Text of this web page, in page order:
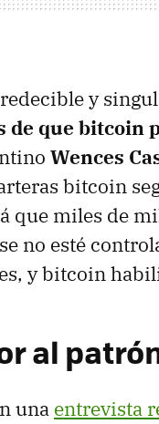
y
de que bitcoin
Wences
bitcoin
que miles de
no esté
y bitcoin
al
una entrevista